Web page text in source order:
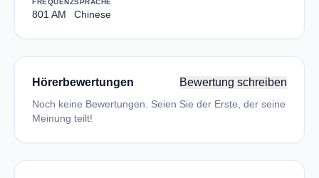
FREQUENZ
801 AM
SPRACHE
Chinese
Hörerbewertungen Bewertung schreiben
Noch keine Bewertungen. Seien Sie der Erste, der seine
Meinung teilt!